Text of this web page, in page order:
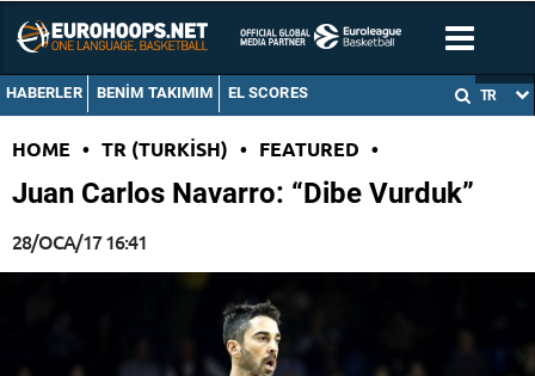
HABERLER BENIM TAKIMIM EL SCORES TR
HOME • TR (TURKISH) • FEATURED •
Juan Carlos Navarro: “Dibe Vurduk”
28/OCA/17 16:41